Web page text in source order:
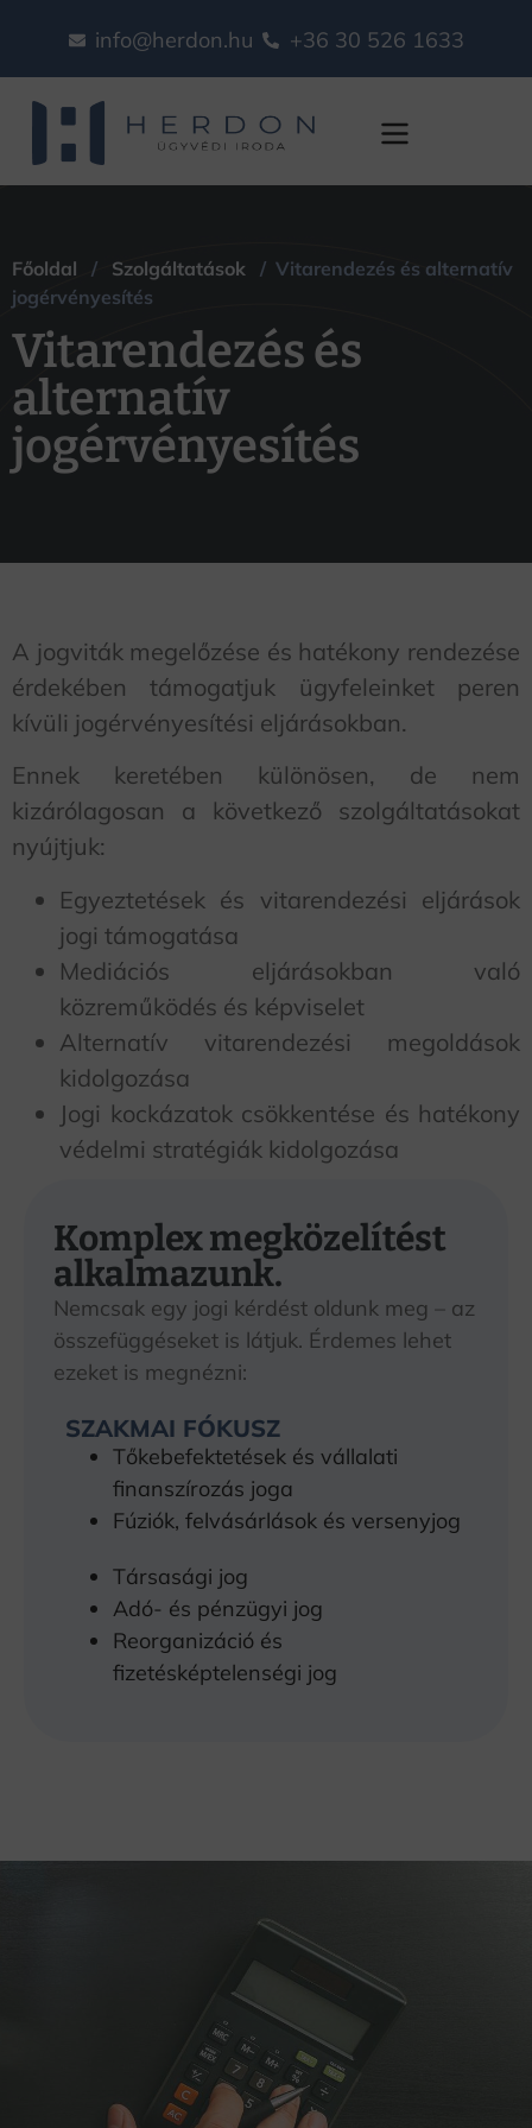
info@herdon.hu +36 30 526 1633
alternatív
jogérvényesítés
Főoldal / Szolgáltatások / Vitarendezés és alternatív
jogérvényesítés
Vitarendezés és
alternatív
jogérvényesítés
A jogviták megelőzése és hatékony rendezése
érdekében támogatjuk ügyfeleinket peren
kívüli jogérvényesítési eljárásokban.
Ennek keretében különösen, de nem
kizárólagosan a következő szolgáltatásokat
nyújtjuk:
Egyeztetések és vitarendezési eljárások
jogi támogatása
Mediációs eljárásokban való
közreműködés és képviselet
Alternatív vitarendezési megoldások
kidolgozása
Jogi kockázatok csökkentése és hatékony
védelmi stratégiák kidolgozása
Komplex megközelítést
alkalmazunk.
Nemcsak egy jogi kérdést oldunk meg – az
összefüggéseket is látjuk. Érdemes lehet
ezeket is megnézni:
SZAKMAI FÓKUSZ
Tőkebefektetések és vállalati
finanszírozás joga
Fúziók, felvásárlások és versenyjog
Társasági jog
Adó- és pénzügyi jog
Reorganizáció és
fizetésképtelenségi jog